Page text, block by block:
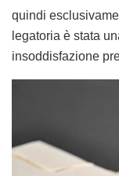
quindi
legatoria è stata
insoddisfazione